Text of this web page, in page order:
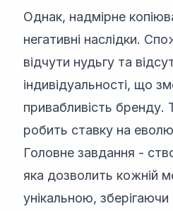
Однак, надмірне
негативні наслідки.
відчути нудьгу та
індивідуальності, що
привабливість бренду.
робить ставку на
Головне завдання -
яка дозволить кожній
унікальною,